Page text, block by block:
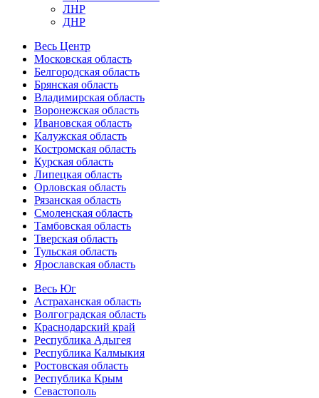
ЛНР
ДНР
Весь Центр
Московская область
Белгородская область
Брянская область
Владимирская область
Воронежская область
Ивановская область
Калужская область
Костромская область
Курская область
Липецкая область
Орловская область
Рязанская область
Смоленская область
Тамбовская область
Тверская область
Тульская область
Ярославская область
Весь Юг
Астраханская область
Волгоградская область
Краснодарский край
Республика Адыгея
Республика Калмыкия
Ростовская область
Республика Крым
Севастополь